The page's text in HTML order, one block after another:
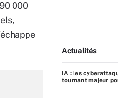
000
Actualités
IA : les
tournant majeur